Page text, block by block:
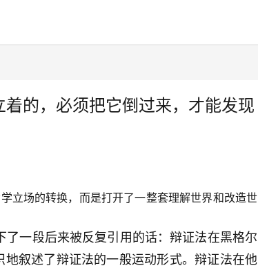
的，必须把它倒过来，才能发现
立场的转换，而是打开了一整套理解世界和改造世
一段后来被反复引用的话：辩证法在黑格尔
叙述了辩证法的一般运动形式。辩证法在他